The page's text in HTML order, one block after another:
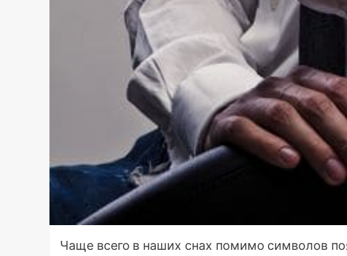
Чаще всего в наших снах помимо символов